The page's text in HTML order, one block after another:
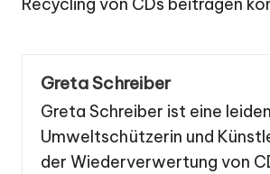
Greta Schreiber
Greta Schreiber ist eine
Umweltschützerin und
der Wiederverwertung von